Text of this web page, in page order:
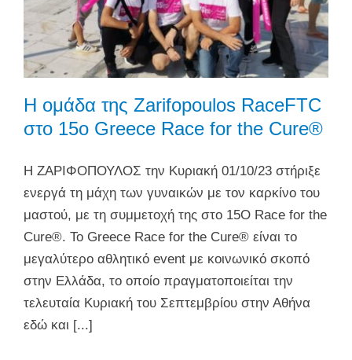
Η ομάδα της Zarifopoulos RaceFTC
στο 15ο Greece Race for the Cure®
H ΖΑΡΙΦΟΠΟΥΛΟΣ την Κυριακή 01/10/23 στήριξε
ενεργά τη μάχη των γυναικών με τον καρκίνο του
μαστού, με τη συμμετοχή της στο 15Ο Race for the
Cure®. Το Greece Race for the Cure® είναι το
μεγαλύτερο αθλητικό event με κοινωνικό σκοπό
στην Ελλάδα, το οποίο πραγματοποιείται την
τελευταία Κυριακή του Σεπτεμβρίου στην Αθήνα
εδώ και [...]